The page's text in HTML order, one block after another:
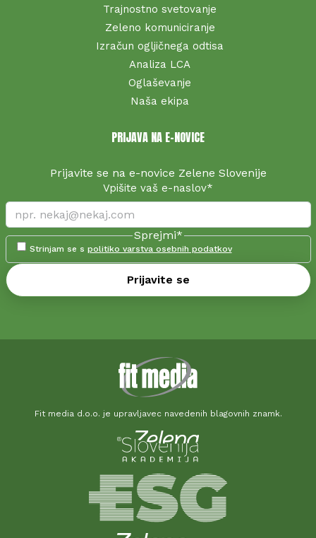
Trajnostno svetovanje
Zeleno komuniciranje
Izračun ogljičnega odtisa
Analiza LCA
Oglaševanje
Naša ekipa
PRIJAVA NA E-NOVICE
Prijavite se na e-novice Zelene Slovenije
Vpišite vaš e-naslov*
Sprejmi*
Strinjam se s politiko varstva osebnih podatkov
Prijavite se
Fit media d.o.o. je upravljavec navedenih blagovnih znamk.